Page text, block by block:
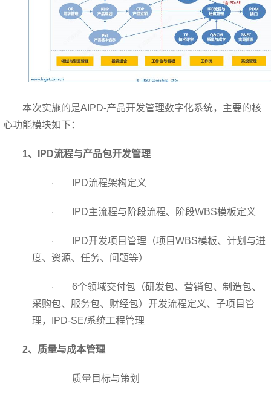
本次实施的是AIPD-产品开发管理数字化系统，主要的核
心功能模块如下：
1、IPD流程与产品包开发管理
· IPD流程架构定义
· IPD主流程与阶段流程、阶段WBS模板定义
· IPD开发项目管理（项目WBS模板、计划与进
度、资源、任务、问题等）
· 6个领域交付包（研发包、营销包、制造包、
采购包、服务包、财经包）开发流程定义、子项目管
理，IPD-SE/系统工程管理
2、质量与成本管理
· 质量目标与策划